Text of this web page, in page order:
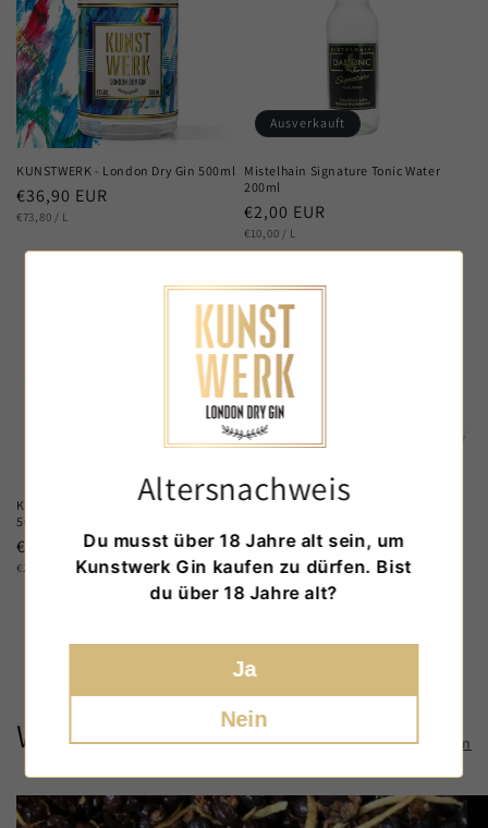
KUNSTWERK - London Dry Gin 500ml
Normaler
Preis
€36,90 EUR
GRUNDPREIS
€73,80 / PRO
L
Ausverkauft
Mistelhain Signature Tonic Water
200ml
Normaler
Preis
€2,00 EUR
GRUNDPREIS
€10,00 / PRO
L
KUNSTWERK Gin - Miniaturen Mix
50ml
Normaler
Preis
€31,00 EUR
GRUNDPREIS
€206,67 PRO
KUNSTWERK Likör - Lakritz 500ml
Normaler
Preis
€22,50 EUR
GRUNDPREIS
€45,00/ PRO
L
Weitere Rezepte Alle anzeigen
Altersnachweis
Du musst über 18 Jahre alt sein, um
Kunstwerk Gin kaufen zu dürfen. Bist
du über 18 Jahre alt?
Ja
Nein